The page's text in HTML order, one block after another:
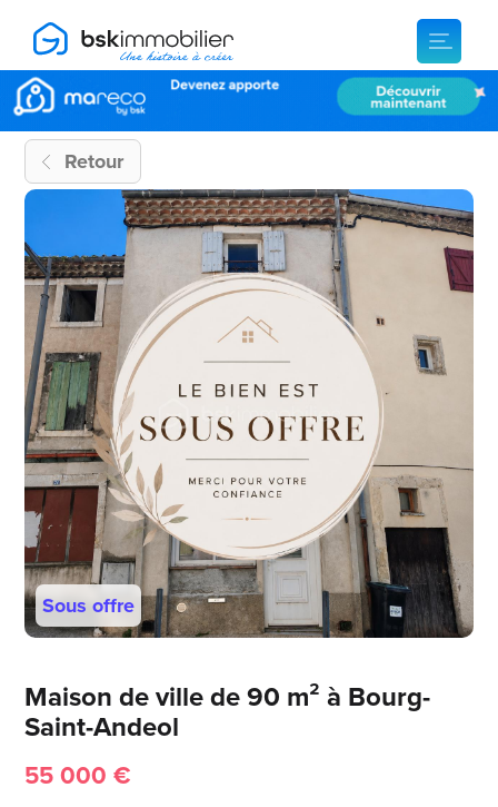
Retour
Sous offre
Maison de ville de 90 m² à Bourg-
Saint-Andeol
55 000 €